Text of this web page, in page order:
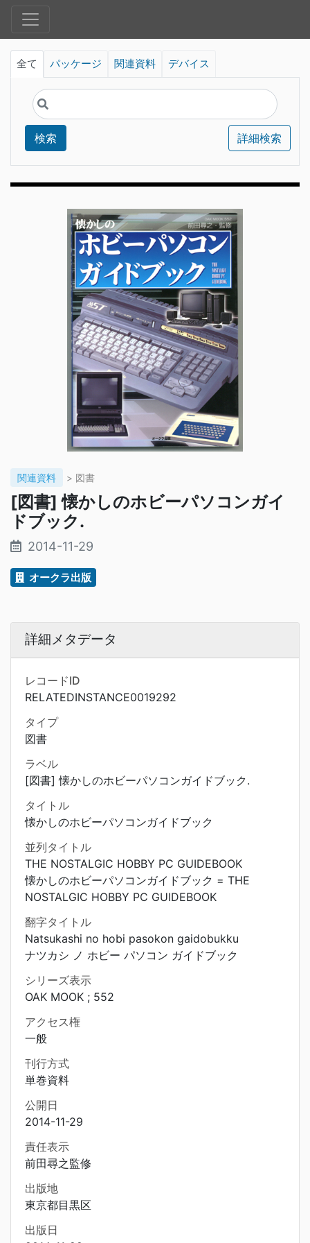
全て パッケージ 関連資料 デバイス
検索 詳細検索
関連資料 > 図書
[図書] 懐かしのホビーパソコンガイ
ドブック.
2014-11-29
オークラ出版
詳細メタデータ
レコードID
RELATEDINSTANCE0019292
タイプ
図書
ラベル
[図書] 懐かしのホビーパソコンガイドブック.
タイトル
懐かしのホビーパソコンガイドブック
並列タイトル
THE NOSTALGIC HOBBY PC GUIDEBOOK
懐かしのホビーパソコンガイドブック = THE
NOSTALGIC HOBBY PC GUIDEBOOK
翻字タイトル
Natsukashi no hobi pasokon gaidobukku
ナツカシ ノ ホビー パソコン ガイドブック
シリーズ表示
OAK MOOK ; 552
アクセス権
一般
刊行方式
単巻資料
公開日
2014-11-29
責任表示
前田尋之監修
出版地
東京都目黒区
出版日